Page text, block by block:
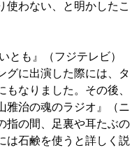
使わない、と明かしたこ
も』（フジテレビ）
グに出演した際には、タ
なりました。その後、
雅治の魂のラジオ』（ニ
指の間、足裏や耳たぶの
は石鹸を使うと詳しく説